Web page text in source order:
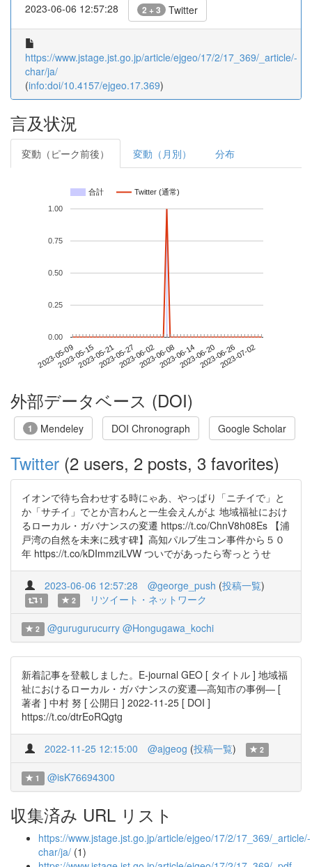
2023-06-06 12:57:28 2 + 3 Twitter
https://www.jstage.jst.go.jp/article/ejgeo/17/2/17_369/_article/-
char/ja/
(info:doi/10.4157/ejgeo.17.369)
言及状況
変動（ピーク前後） 変動（月別） 分布
合計 Twitter (通常)
2023-05-092023-05-152023-05-212023-05-272023-06-022023-06-082023-06-142023-06-202023-06-262023-07-02
0.00
0.25
0.50
0.75
1.00
外部データベース (DOI)
1 Mendeley DOI Chronograph Google Scholar
Twitter (2 users, 2 posts, 3 favorites)
イオンで待ち合わせする時にゃあ、やっぱり「ニチイで」と
か「サチイ」でとか言わんと一生会えんがよ 地域福祉におけ
るローカル・ガバナンスの変遷 https://t.co/ChnV8h08Es 【浦
戸湾の自然を未来に残す碑】高知パルプ生コン事件から５０
年 https://t.co/kDImmziLVW ついでがあったら寄っとうせ
2023-06-06 12:57:28 @george_push (投稿一覧)
1 2 リツイート・ネットワーク
2 @gurugurucurry @Hongugawa_kochi
新着記事を登載しました。E-journal GEO [ タイトル ] 地域福
祉におけるローカル・ガバナンスの変遷―高知市の事例― [
著者 ] 中村 努 [ 公開日 ] 2022-11-25 [ DOI ]
https://t.co/dtrEoRQgtg
2022-11-25 12:15:00 @ajgeog (投稿一覧) 2
1 @isK76694300
収集済み URL リスト
https://www.jstage.jst.go.jp/article/ejgeo/17/2/17_369/_article/-
char/ja/ (1)